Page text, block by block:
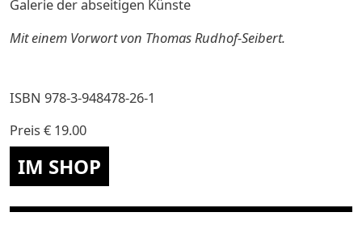
Galerie der abseitigen Künste
Mit einem Vorwort von Thomas Rudhof-Seibert.
ISBN 978-3-948478-26-1
Preis € 19.00